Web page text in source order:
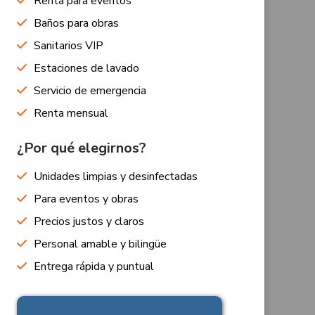
Baños para obras
Sanitarios VIP
Estaciones de lavado
Servicio de emergencia
Renta mensual
¿Por qué elegirnos?
Unidades limpias y desinfectadas
Para eventos y obras
Precios justos y claros
Personal amable y bilingüe
Entrega rápida y puntual